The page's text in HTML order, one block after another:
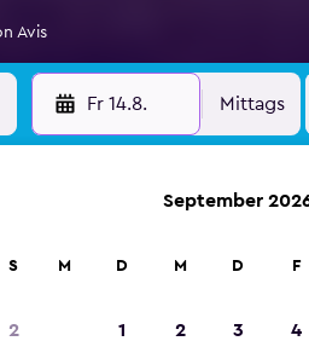
Avis
Fr 14.8. Mittags
Sieger 2023 gekürt
S
2
September
M D M D F
1 2 3 4